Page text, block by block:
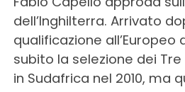
dell’Inghilterra. Arrivato
qualificazione all’Europeo
subito la selezione dei Tre
in Sudafrica nel 2010, ma